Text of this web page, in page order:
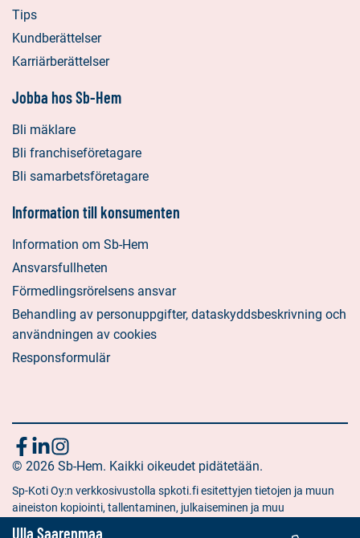
Ulla Saarenmaa
Tips
Kundberättelser
Karriärberättelser
Jobba hos Sb-Hem
Bli mäklare
Bli franchiseföretagare
Bli samarbetsföretagare
Information till konsumenten
Information om Sb-Hem
Ansvarsfullheten
Förmedlingsrörelsens ansvar
Behandling av personuppgifter, dataskyddsbeskrivning och
användningen av cookies
Responsformulär
Följ
oss
Sociala
media:
facebook
Sociala
media:
linkedin
Sociala
media:
instagram
© 2026 Sb-Hem. Kaikki oikeudet pidätetään.
Sp-Koti Oy:n verkkosivustolla spkoti.fi esitettyjen tietojen ja muun
aineiston kopiointi, tallentaminen, julkaiseminen ja muu